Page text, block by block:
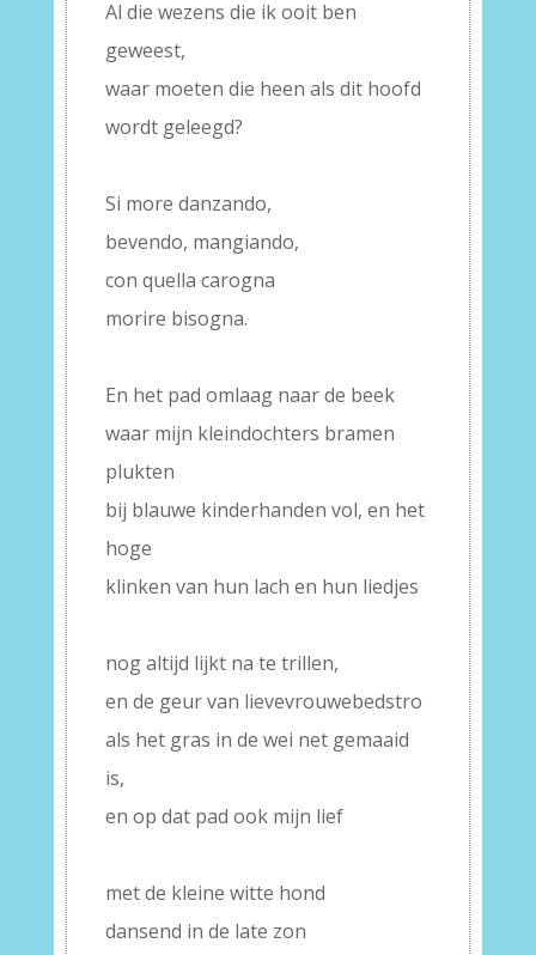
Al die wezens die ik ooit ben
geweest,
waar moeten die heen als dit hoofd
wordt geleegd?
Si more danzando,
bevendo, mangiando,
con quella carogna
morire bisogna.
En het pad omlaag naar de beek
waar mijn kleindochters bramen
plukten
bij blauwe kinderhanden vol, en het
hoge
klinken van hun lach en hun liedjes
nog altijd lijkt na te trillen,
en de geur van lievevrouwebedstro
als het gras in de wei net gemaaid
is,
en op dat pad ook mijn lief
met de kleine witte hond
dansend in de late zon